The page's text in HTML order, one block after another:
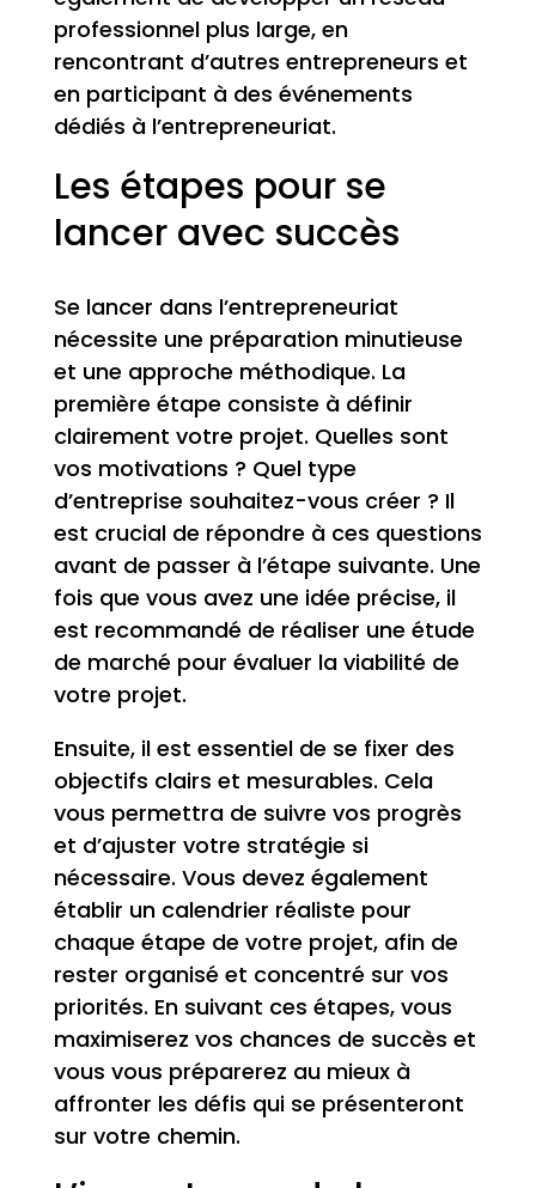
professionnel plus large, en
rencontrant d’autres entrepreneurs et
en participant à des événements
dédiés à l’entrepreneuriat.
Les étapes pour se
lancer avec succès
Se lancer dans l’entrepreneuriat
nécessite une préparation minutieuse
et une approche méthodique. La
première étape consiste à définir
clairement votre projet. Quelles sont
vos motivations ? Quel type
d’entreprise souhaitez-vous créer ? Il
est crucial de répondre à ces questions
avant de passer à l’étape suivante. Une
fois que vous avez une idée précise, il
est recommandé de réaliser une étude
de marché pour évaluer la viabilité de
votre projet.
Ensuite, il est essentiel de se fixer des
objectifs clairs et mesurables. Cela
vous permettra de suivre vos progrès
et d’ajuster votre stratégie si
nécessaire. Vous devez également
établir un calendrier réaliste pour
chaque étape de votre projet, afin de
rester organisé et concentré sur vos
priorités. En suivant ces étapes, vous
maximiserez vos chances de succès et
vous vous préparerez au mieux à
affronter les défis qui se présenteront
sur votre chemin.